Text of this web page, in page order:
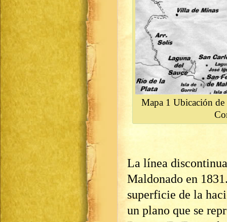
Mapa 1 Ubicación de
La línea
Maldonado en
superficie de la
un plano que se